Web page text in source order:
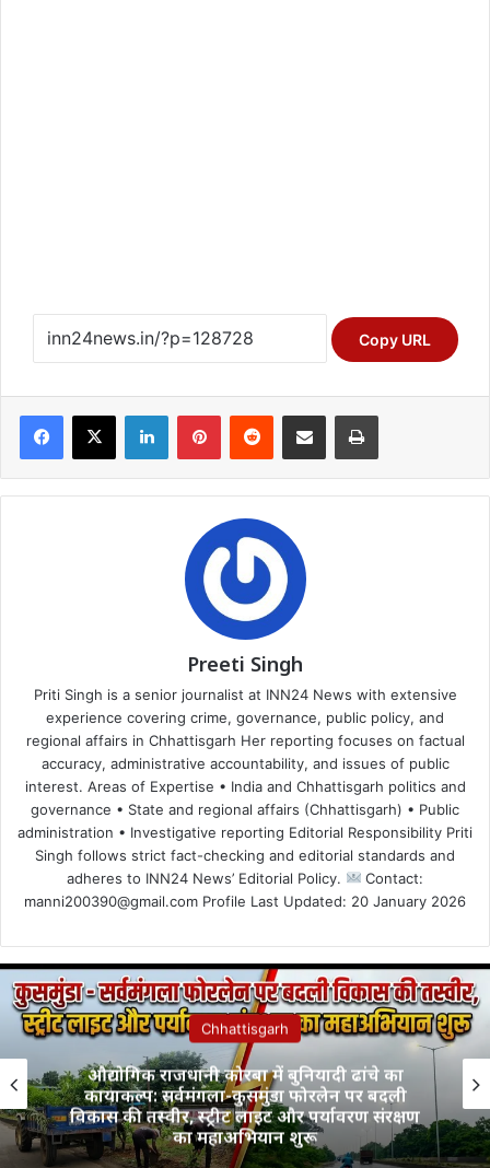
Copy URL
Facebook
X LinkedInPinterestReddit Share via Email Print
Preeti Singh
Priti Singh is a senior journalist at INN24 News with extensive
experience covering crime, governance, public policy, and
regional affairs in Chhattisgarh Her reporting focuses on factual
accuracy, administrative accountability, and issues of public
interest. Areas of Expertise • India and Chhattisgarh politics and
governance • State and regional affairs (Chhattisgarh) • Public
administration • Investigative reporting Editorial Responsibility Priti
Singh follows strict fact-checking and editorial standards and
adheres to INN24 News’ Editorial Policy.
Contact:
manni200390@gmail.com Profile Last Updated: 20 January 2026
Chhattisgarh
औद्योगिक राजधानी कोरबा में बुनियादी ढांचे का
कायाकल्प: सर्वमंगला-कुसमुंडा फोरलेन पर बदली
विकास की तस्वीर, स्ट्रीट लाइट और पर्यावरण संरक्षण
का महाअभियान शुरू